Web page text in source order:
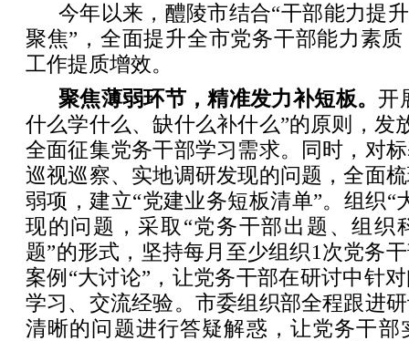
今年以来，醴陵市结合“干部能力提
聚焦”，全面提升全市党务干部能力素
工作提质增效。
聚焦薄弱环节，精准发力补短板。开
什么学什么、缺什么补什么”的原则，发
全面征集党务干部学习需求。同时，对
巡视巡察、实地调研发现的问题，全面
弱项，建立“党建业务短板清单”。组织“
现的问题，采取“党务干部出题、组织
题”的形式，坚持每月至少组织1次党务
案例“大讨论”，让党务干部在研讨中针
学习、交流经验。市委组织部全程跟进
清晰的问题进行答疑解惑，让党务干部